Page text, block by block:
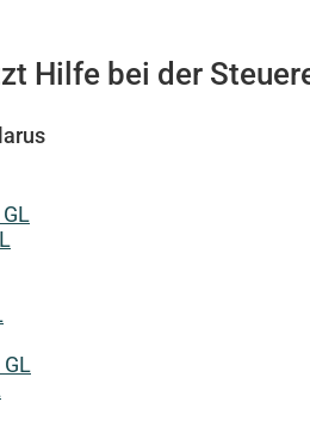
Hilfe bei der